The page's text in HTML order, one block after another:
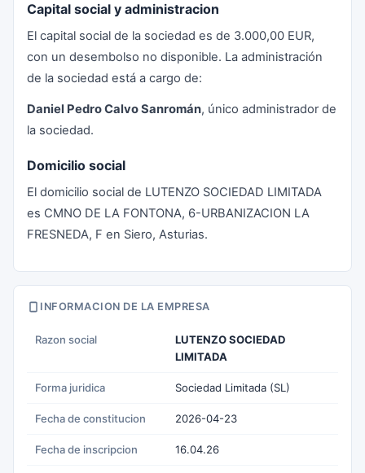
Capital social y administracion
El capital social de la sociedad es de 3.000,00 EUR,
con un desembolso no disponible. La administración
de la sociedad está a cargo de:
Daniel Pedro Calvo Sanromán, único administrador de
la sociedad.
Domicilio social
El domicilio social de LUTENZO SOCIEDAD LIMITADA
es CMNO DE LA FONTONA, 6-URBANIZACION LA
FRESNEDA, F en Siero, Asturias.
INFORMACION DE LA EMPRESA
Razon social
LUTENZO SOCIEDAD
LIMITADA
Forma juridica Sociedad Limitada (SL)
Fecha de constitucion 2026-04-23
Fecha de inscripcion 16.04.26